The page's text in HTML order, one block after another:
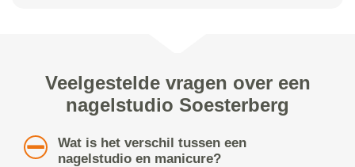
Veelgestelde vragen over een
nagelstudio Soesterberg
Wat is het verschil tussen een
nagelstudio en manicure?